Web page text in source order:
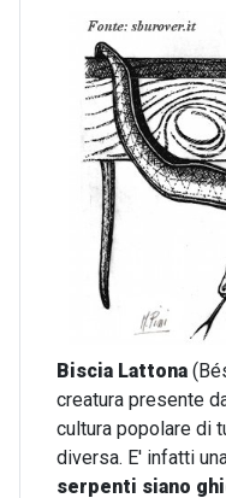
Biscia Lattona
creatura presente
cultura popolare di
diversa. E' infatti
serpenti siano